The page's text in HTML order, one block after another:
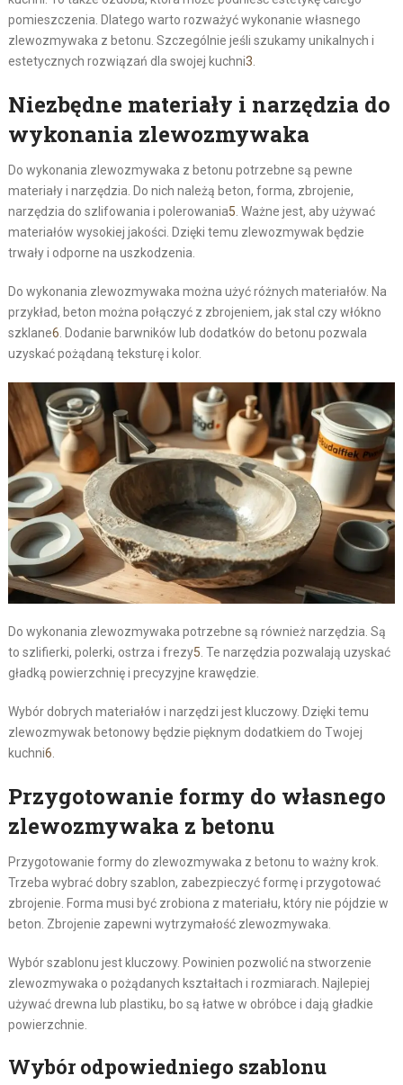
pomieszczenia. Dlatego warto rozważyć wykonanie własnego
zlewozmywaka z betonu. Szczególnie jeśli szukamy unikalnych i
estetycznych rozwiązań dla swojej kuchni3
Niezbędne materiały i narzędzia do
wykonania zlewozmywaka
Do wykonania zlewozmywaka z betonu potrzebne są pewne
materiały i narzędzia. Do nich należą beton, forma, zbrojenie,
narzędzia do szlifowania i polerowania5 . Ważne jest, aby używać
materiałów wysokiej jakości. Dzięki temu zlewozmywak będzie
trwały i odporne na uszkodzenia.
Do wykonania zlewozmywaka można użyć różnych materiałów. Na
przykład, beton można połączyć z zbrojeniem, jak stal czy włókno
szklane6 . Dodanie barwników lub dodatków do betonu pozwala
uzyskać pożądaną teksturę i kolor.
Do wykonania zlewozmywaka potrzebne są również narzędzia. Są
to szlifierki, polerki, ostrza i frezy5 . Te narzędzia pozwalają uzyskać
gładką powierzchnię i precyzyjne krawędzie.
Wybór dobrych materiałów i narzędzi jest kluczowy. Dzięki temu
zlewozmywak betonowy będzie pięknym dodatkiem do Twojej
kuchni6
Przygotowanie formy do własnego
zlewozmywaka z betonu
Przygotowanie formy do zlewozmywaka z betonu to ważny krok.
Trzeba wybrać dobry szablon, zabezpieczyć formę i przygotować
zbrojenie. Forma musi być zrobiona z materiału, który nie pójdzie w
beton. Zbrojenie zapewni wytrzymałość zlewozmywaka.
Wybór szablonu jest kluczowy. Powinien pozwolić na stworzenie
zlewozmywaka o pożądanych kształtach i rozmiarach. Najlepiej
używać drewna lub plastiku, bo są łatwe w obróbce i dają gładkie
powierzchnie.
Wybór odpowiedniego szablonu